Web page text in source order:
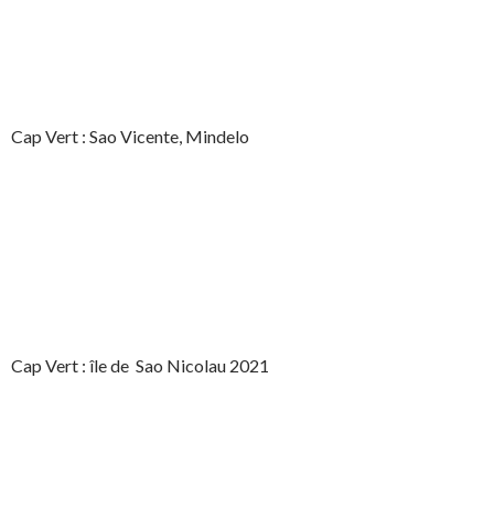
Cap Vert : Sao Vicente, Mindelo
Cap Vert : île de Sao Nicolau 2021